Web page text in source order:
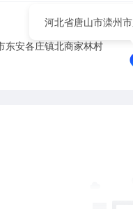
东安各庄镇北商家林村
河北省唐山市滦州